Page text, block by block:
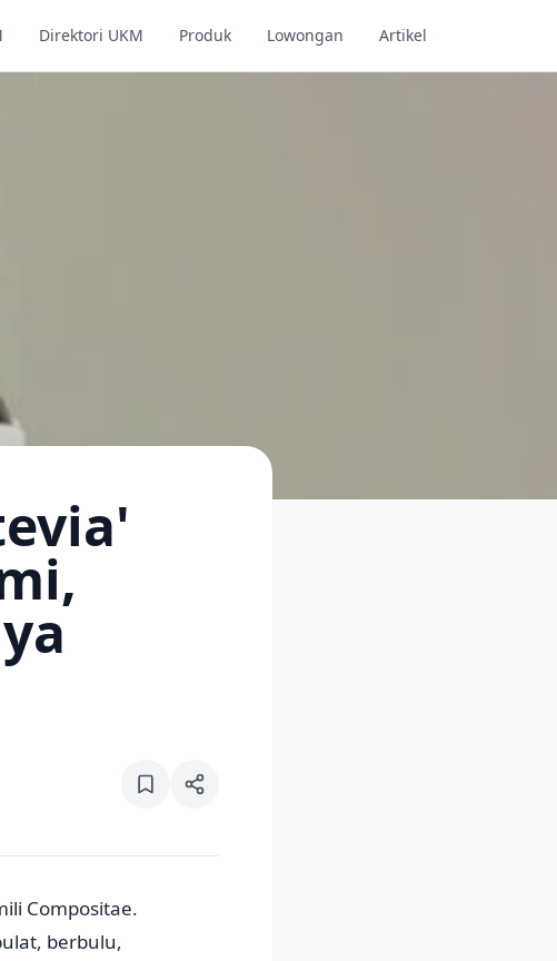
Direktori UKM Produk Lowongan Artikel
Compositae.
berbulu,